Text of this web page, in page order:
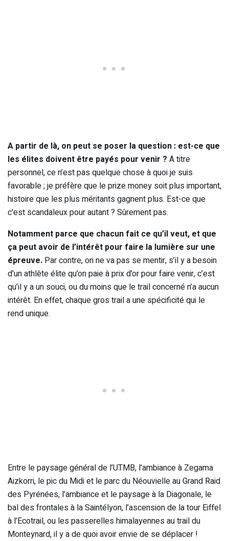
A partir de là, on peut se poser la question : est-ce que
les élites doivent être payés pour venir ? A titre
personnel, ce n’est pas quelque chose à quoi je suis
favorable ; je préfère que le prize money soit plus important,
histoire que les plus méritants gagnent plus. Est-ce que
c’est scandaleux pour autant ? Sûrement pas.
Notamment parce que chacun fait ce qu’il veut, et que
ça peut avoir de l’intérêt pour faire la lumière sur une
épreuve. Par contre, on ne va pas se mentir, s’il y a besoin
d’un athlète élite qu’on paie à prix d’or pour faire venir, c’est
qu’il y a un souci, ou du moins que le trail concerné n’a aucun
intérêt. En effet, chaque gros trail a une spécificité qui le
rend unique.
Entre le paysage général de l’UTMB, l’ambiance à Zegama
Aizkorri, le pic du Midi et le parc du Néouvielle au Grand Raid
des Pyrénées, l’ambiance et le paysage à la Diagonale, le
bal des frontales à la Saintélyon, l’ascension de la tour Eiffel
à l’Ecotrail, ou les passerelles himalayennes au trail du
Monteynard, il y a de quoi avoir envie de se déplacer !